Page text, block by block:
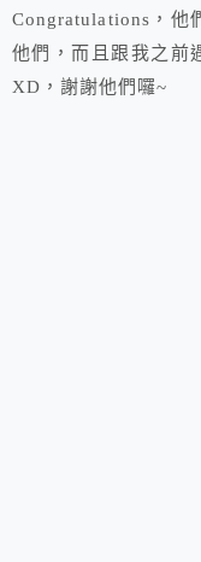
Congratulations，他
他們，而且跟我之前
XD，謝謝他們囉~